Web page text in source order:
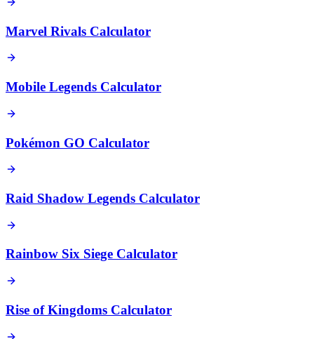
Marvel Rivals Calculator
Mobile Legends Calculator
Pokémon GO Calculator
Raid Shadow Legends Calculator
Rainbow Six Siege Calculator
Rise of Kingdoms Calculator